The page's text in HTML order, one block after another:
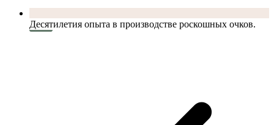
Десятилетия опыта в производстве роскошных очков.